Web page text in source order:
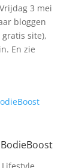
3 mei
bloggen
site),
En zie